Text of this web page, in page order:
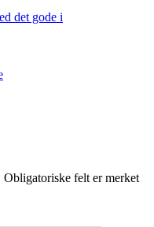
det gode i
Obligatoriske felt er merket